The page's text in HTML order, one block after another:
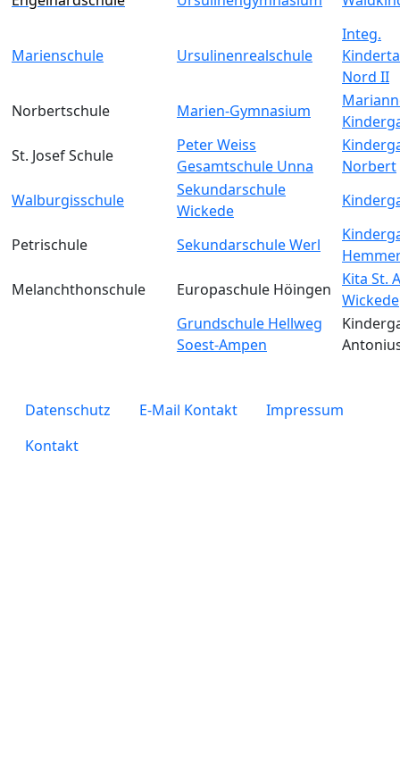
Marienschule Ursulinenrealschule
Integ.
Nord II
Norbertschule
Marien-Gymnasium
St. Josef Schule
Peter Weiss
Gesamtschule Unna
Norbert
Walburgisschule
Sekundarschule
Wickede
Petrischule Sekundarschule Werl
Melanchthonschule
Europaschule Höingen
Kita St.
Wickede
Grundschule Hellweg
Soest-Ampen
legals
Datenschutz E-Mail Kontakt
Impressum
Kontakt